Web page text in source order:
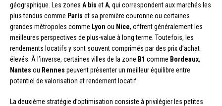
géographique. Les zones A bis etA, qui correspondent aux marchés les
plus tendus comme Paris et sa première couronne ou certaines
grandes métropoles comme Lyon ou Nice, offrent généralement les
meilleures perspectives de plus-value à long terme. Toutefois, les
rendements locatifs y sont souvent comprimés par des prix d’achat
élevés. À l’inverse, certaines villes de la zone B1 comme Bordeaux,
Nantes ou Rennes peuvent présenter un meilleur équilibre entre
potentiel de valorisation et rendement locatif.
La deuxième stratégie d’optimisation consiste à privilégier les petites